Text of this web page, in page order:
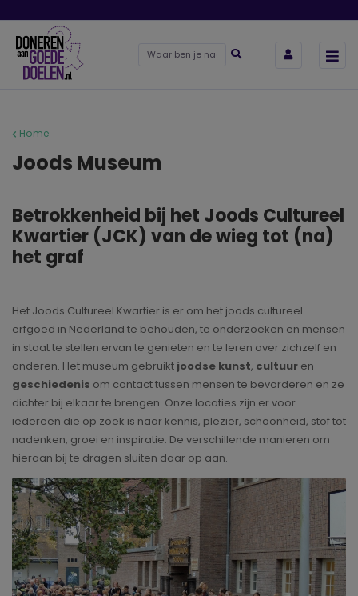
Home
Joods Museum
Betrokkenheid bij het Joods Cultureel
Kwartier (JCK) van de wieg tot (na)
het graf
Het Joods Cultureel Kwartier is er om het joods cultureel
erfgoed in Nederland te behouden, te onderzoeken en mensen
in staat te stellen ervan te genieten en te leren over zichzelf en
anderen. Het museum gebruikt joodse kunst, cultuur en
geschiedenis om contact tussen mensen te bevorderen en ze
dichter bij elkaar te brengen. Onze locaties zijn er voor
iedereen die op zoek is naar kennis, plezier, schoonheid, stof tot
nadenken, groei en inspiratie. De verschillende manieren om
hieraan bij te dragen sluiten daar op aan.